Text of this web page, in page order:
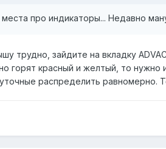
про индикаторы... Недавно
трудно, зайдите на вкладку
горят красный и желтый, то нужно
распределить равномерно.